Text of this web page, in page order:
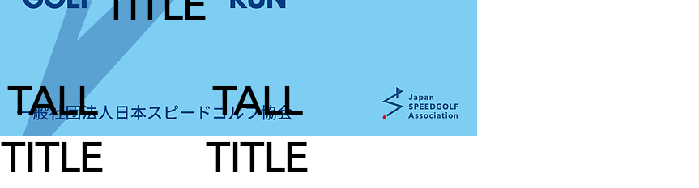
TALL
TITLE
TALL
TITLE